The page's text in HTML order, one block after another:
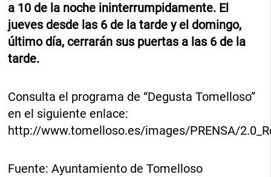
a 10 de la noche ininterrumpidamente. El
jueves desde las 6 de la tarde y el domingo,
último día, cerrarán sus puertas a las 6 de la
tarde.
Consulta el programa de “Degusta Tomelloso”
en el siguiente enlace:
http://www.tomelloso.es/images/PRENSA/
Fuente: Ayuntamiento de Tomelloso